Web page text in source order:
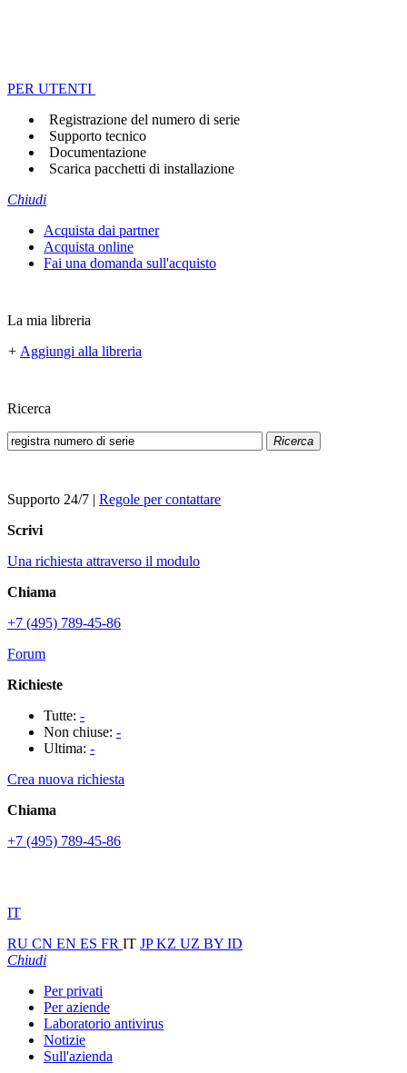
PER UTENTI
Registrazione del numero di serie
Supporto tecnico
Documentazione
Scarica pacchetti di installazione
Chiudi
Acquista dai partner
Acquista online
Fai una domanda sull'acquisto
La mia libreria
+ Aggiungi alla libreria
Ricerca
Ricerca
Supporto 24/7 | Regole per contattare
Scrivi
Una richiesta attraverso il modulo
Chiama
+7 (495) 789-45-86
Forum
Richieste
Tutte: -
Non chiuse: -
Ultima: -
Crea nuova richiesta
Chiama
+7 (495) 789-45-86
IT
RU CN EN ES FR IT JPKZ UZ BY ID
Chiudi
Per privati
Per aziende
Laboratorio antivirus
Notizie
Sull'azienda